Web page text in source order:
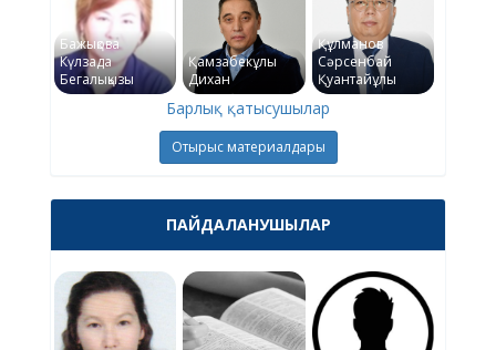
Бажықова
Күлзада
Бегалықызы
Қамзабекұлы
Дихан
Құлманов
Сәрсенбай
Қуантайұлы
Барлық қатысушылар
Отырыс материалдары
ПАЙДАЛАНУШЫЛАР